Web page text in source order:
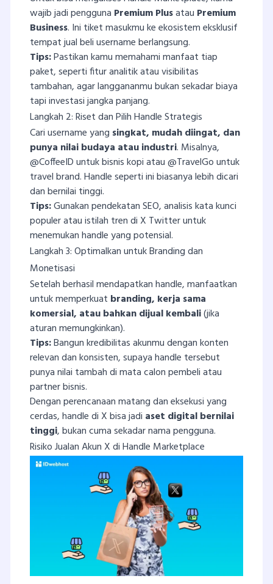
wajib jadi pengguna Premium Plusatau Premium
Business. Ini tiket masukmu ke ekosistem eksklusif
tempat jual beli username berlangsung.
Tips:Pastikan kamu memahami manfaat tiap
paket, seperti fitur analitik atau visibilitas
tambahan, agar langgananmu bukan sekadar biaya
tapi investasi jangka panjang.
Langkah 2: Riset dan Pilih Handle Strategis
Cari username yang singkat, mudah diingat, dan
punya nilai budaya atau industri. Misalnya,
@CoffeeID untuk bisnis kopi atau @TravelGo untuk
travel brand. Handle seperti ini biasanya lebih dicari
dan bernilai tinggi.
Tips:Gunakan pendekatan SEO, analisis kata kunci
populer atau istilah tren di X Twitter untuk
menemukan handle yang potensial.
Langkah 3: Optimalkan untuk Branding dan
Monetisasi
Setelah berhasil mendapatkan handle, manfaatkan
untuk memperkuat branding, kerja sama
komersial, atau bahkan dijual kembali(jika
aturan memungkinkan).
Tips:Bangun kredibilitas akunmu dengan konten
relevan dan konsisten, supaya handle tersebut
punya nilai tambah di mata calon pembeli atau
partner bisnis.
Dengan perencanaan matang dan eksekusi yang
cerdas, handle di X bisa jadi aset digital bernilai
tinggi, bukan cuma sekadar nama pengguna.
Risiko Jualan Akun X di Handle Marketplace